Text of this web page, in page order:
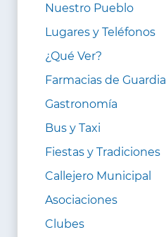
Nuestro Pueblo
Lugares y Teléfonos
¿Qué Ver?
Farmacias de Guardia
Gastronomía
Bus y Taxi
Fiestas y Tradiciones
Callejero Municipal
Asociaciones
Clubes